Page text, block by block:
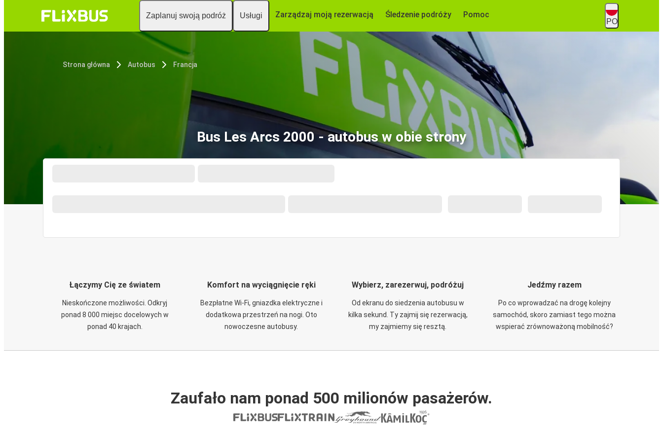
Zaplanuj swoją podróż Usługi Zarządzaj moją rezerwacją Śledzenie podróży Pomoc
PO
Strona główna Autobus Francja
Bus Les Arcs 2000 - autobus w obie strony
Łączymy Cię ze światem
Nieskończone możliwości. Odkryj
ponad 8 000 miejsc docelowych w
ponad 40 krajach.
Komfort na wyciągnięcie ręki
Bezpłatne Wi-Fi, gniazdka elektryczne i
dodatkowa przestrzeń na nogi. Oto
nowoczesne autobusy.
Wybierz, zarezerwuj, podróżuj
Od ekranu do siedzenia autobusu w
kilka sekund. Ty zajmij się rezerwacją,
my zajmiemy się resztą.
Jedźmy razem
Po co wprowadzać na drogę kolejny
samochód, skoro zamiast tego można
wspierać zrównoważoną mobilność?
Zaufało nam ponad 500 milionów pasażerów.